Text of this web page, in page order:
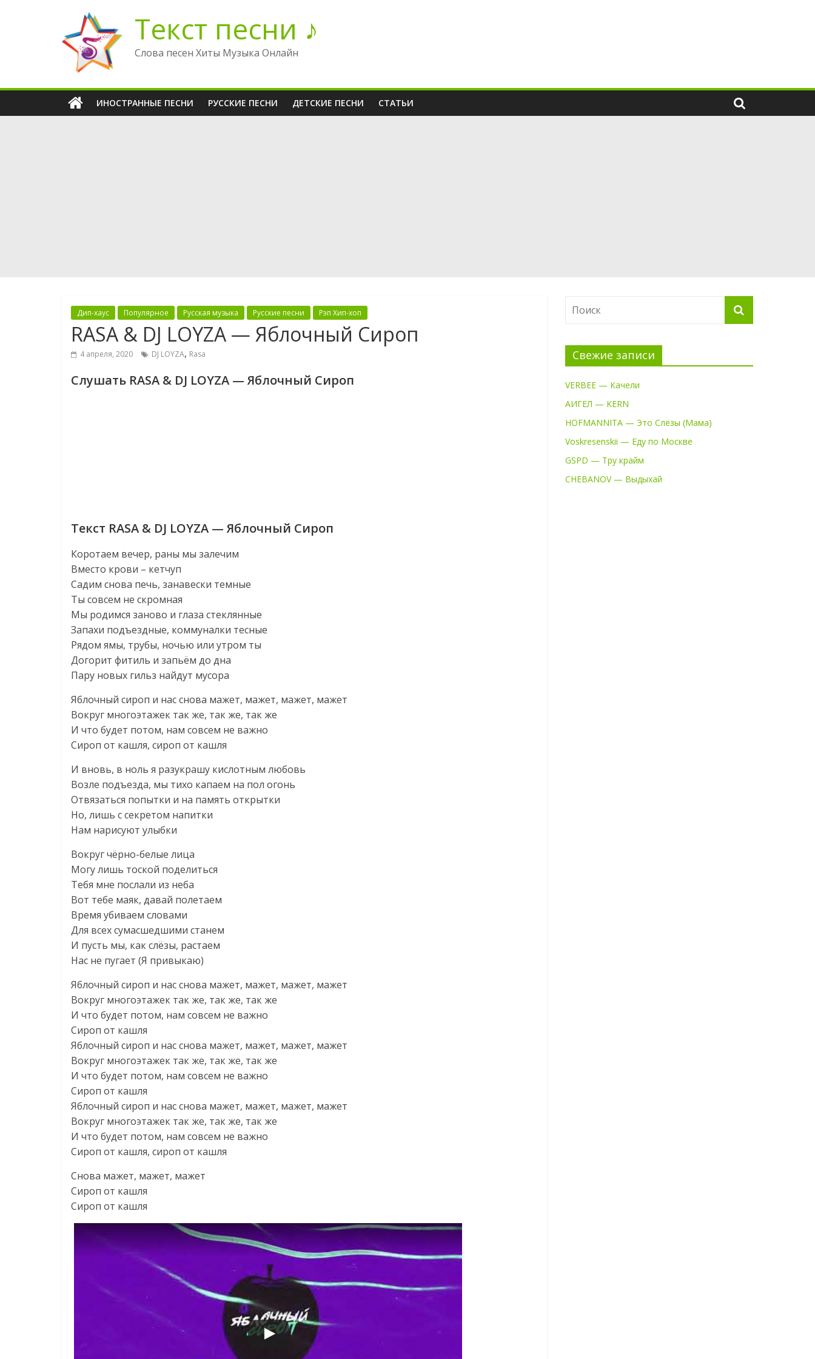
содержимому
Текст песни ♪
Слова песен Хиты Музыка Онлайн
ИНОСТРАННЫЕ ПЕСНИ РУССКИЕ ПЕСНИ ДЕТСКИЕ ПЕСНИ СТАТЬИ
Дип-хаус Популярное Русская музыка Русские песни Рэп Хип-хоп
RASA & DJ LOYZA — Яблочный Сироп
4 апреля, 2020 DJ LOYZA, Rasa
Слушать RASA & DJ LOYZA — Яблочный Сироп
Текст RASA & DJ LOYZA — Яблочный Сироп
Коротаем вечер, раны мы залечим
Вместо крови – кетчуп
Садим снова печь, занавески темные
Ты совсем не скромная
Мы родимся заново и глаза стеклянные
Запахи подъездные, коммуналки тесные
Рядом ямы, трубы, ночью или утром ты
Догорит фитиль и запьём до дна
Пару новых гильз найдут мусора
Яблочный сироп и нас снова мажет, мажет, мажет, мажет
Вокруг многоэтажек так же, так же, так же
И что будет потом, нам совсем не важно
Сироп от кашля, сироп от кашля
И вновь, в ноль я разукрашу кислотным любовь
Возле подъезда, мы тихо капаем на пол огонь
Отвязаться попытки и на память открытки
Но, лишь с секретом напитки
Нам нарисуют улыбки
Вокруг чёрно-белые лица
Могу лишь тоской поделиться
Тебя мне послали из неба
Вот тебе маяк, давай полетаем
Время убиваем словами
Для всех сумасшедшими станем
И пусть мы, как слёзы, растаем
Нас не пугает (Я привыкаю)
Яблочный сироп и нас снова мажет, мажет, мажет, мажет
Вокруг многоэтажек так же, так же, так же
И что будет потом, нам совсем не важно
Сироп от кашля
Яблочный сироп и нас снова мажет, мажет, мажет, мажет
Вокруг многоэтажек так же, так же, так же
И что будет потом, нам совсем не важно
Сироп от кашля
Яблочный сироп и нас снова мажет, мажет, мажет, мажет
Вокруг многоэтажек так же, так же, так же
И что будет потом, нам совсем не важно
Сироп от кашля, сироп от кашля
Снова мажет, мажет, мажет
Сироп от кашля
Сироп от кашля
Свежие записи
VERBEE — Качели
АИГЕЛ — KERN
HOFMANNITA — Это Слёзы (Мама)
Voskresenskii — Еду по Москве
GSPD — Тру крайм
CHEBANOV — Выдыхай